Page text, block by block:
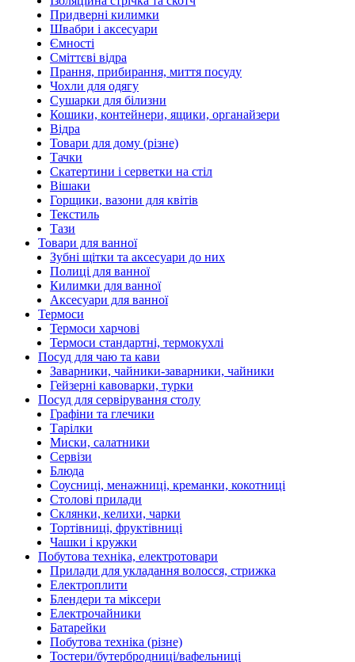
Придверні килимки
Швабри і аксесуари
Ємності
Сміттєві відра
Прання, прибирання, миття посуду
Чохли для одягу
Сушарки для білизни
Кошики, контейнери, ящики, органайзери
Відра
Товари для дому (різне)
Тачки
Скатертини і серветки на стіл
Вішаки
Горщики, вазони для квітів
Текстиль
Тази
Товари для ванної
Зубні щітки та аксесуари до них
Полиці для ванної
Килимки для ванної
Аксесуари для ванної
Термоси
Термоси харчові
Термоси стандартні, термокухлі
Посуд для чаю та кави
Заварники, чайники-заварники, чайники
Гейзерні кавоварки, турки
Посуд для сервірування столу
Графіни та глечики
Тарілки
Миски, салатники
Сервізи
Блюда
Соусниці, менажниці, креманки, кокотниці
Столові прилади
Склянки, келихи, чарки
Тортівниці, фруктівниці
Чашки і кружки
Побутова техніка, електротовари
Прилади для укладання волосся, стрижка
Електроплити
Блендери та міксери
Електрочайники
Батарейки
Побутова техніка (різне)
Тостери/бутербродниці/вафельниці